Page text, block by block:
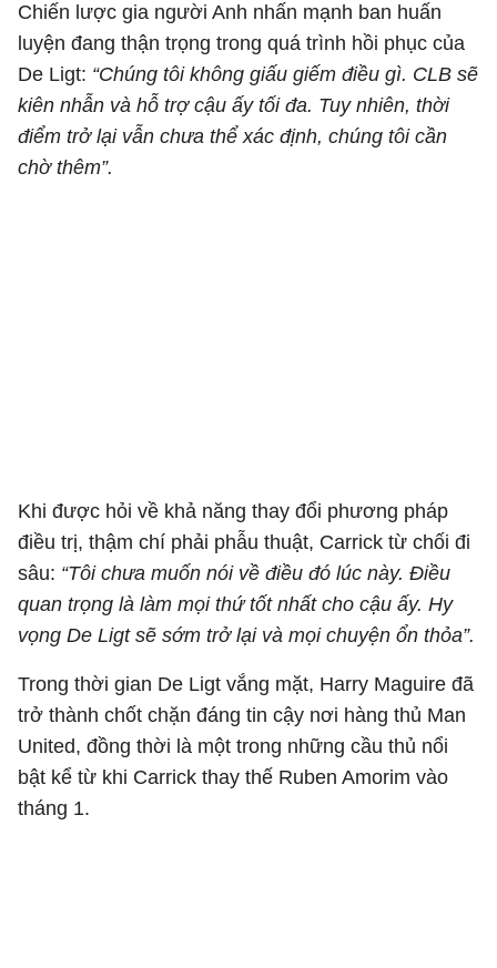
Chiến lược gia người Anh nhấn mạnh ban huấn
luyện đang thận trọng trong quá trình hồi phục của
De Ligt: “Chúng tôi không giấu giếm điều gì. CLB sẽ
kiên nhẫn và hỗ trợ cậu ấy tối đa. Tuy nhiên, thời
điểm trở lại vẫn chưa thể xác định, chúng tôi cần
chờ thêm”.
Khi được hỏi về khả năng thay đổi phương pháp
điều trị, thậm chí phải phẫu thuật, Carrick từ chối đi
sâu: “Tôi chưa muốn nói về điều đó lúc này. Điều
quan trọng là làm mọi thứ tốt nhất cho cậu ấy. Hy
vọng De Ligt sẽ sớm trở lại và mọi chuyện ổn thỏa”.
Trong thời gian De Ligt vắng mặt, Harry Maguire đã
trở thành chốt chặn đáng tin cậy nơi hàng thủ Man
United, đồng thời là một trong những cầu thủ nổi
bật kể từ khi Carrick thay thế Ruben Amorim vào
tháng 1.